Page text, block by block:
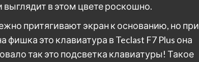
выглядит в этом цвете роскошно.
притягивают экран к основанию, но при
это клавиатура в Teclast F7 Plus она
так это подсветка клавиатуры! Такое